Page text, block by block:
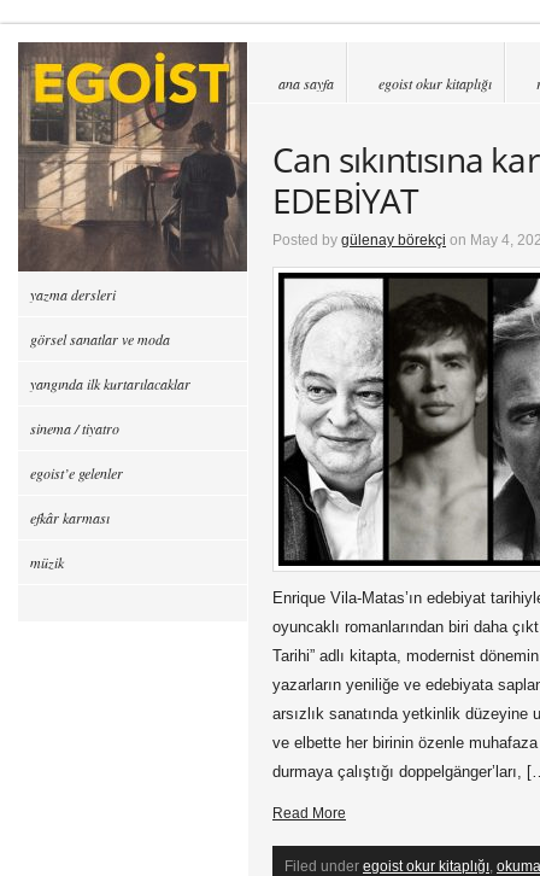
ana sayfa egoist okur kitaplığı
Can sıkıntısına
EDEBİYAT
Posted by gülenay börekçi on May 4,
Enrique Vila-Matas’ın edebiyat
oyuncaklı romanlarından biri daha
Tarihi” adlı kitapta, modernist
yazarların yeniliğe ve edebiyata
arsızlık sanatında yetkinlik düzeyine
ve elbette her birinin özenle
durmaya çalıştığı doppelgänger’ları,
Read More
Filed under egoist okur kitaplığı,
yazma dersleri
görsel sanatlar ve moda
yangında ilk kurtarılacaklar
sinema / tiyatro
egoist’e gelenler
efkâr karması
müzik